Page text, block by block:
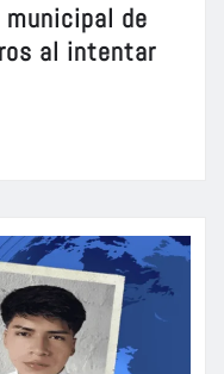
municipal de
al intentar